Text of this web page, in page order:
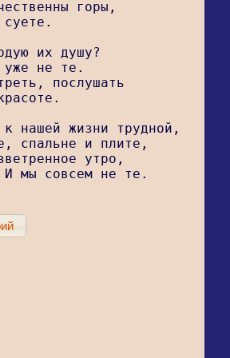
горы,
их душу?
не те.
послушать
нашей жизни трудной,
спальне и плите,
утро,
мы совсем не те.